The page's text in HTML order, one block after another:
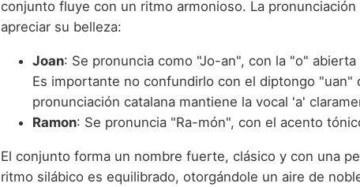
conjunto fluye con un ritmo armonioso. La
apreciar su belleza:
Joan: Se pronuncia como "Jo-an", con la "o"
Es importante no confundirlo con el diptongo "uan"
pronunciación catalana mantiene la vocal 'a'
Ramon: Se pronuncia "Ra-món", con el acento
El conjunto forma un nombre fuerte, clásico y con una
ritmo silábico es equilibrado, otorgándole un aire de